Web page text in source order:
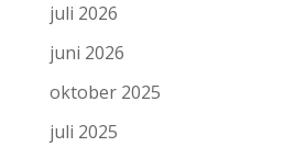
juli 2026
juni 2026
oktober 2025
juli 2025